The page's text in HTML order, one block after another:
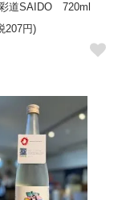
道SAIDO 720ml
207円)